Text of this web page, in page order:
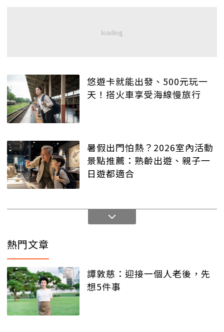
悠遊卡就能出發、500元玩一
天！搭火車享受海線慢旅行
暑假出門怕熱？2026室內活動
景點推薦：熟齡出遊、親子一
日遊都適合
熱門文章
譚敦慈：迎接一個人老後，先
想5件事